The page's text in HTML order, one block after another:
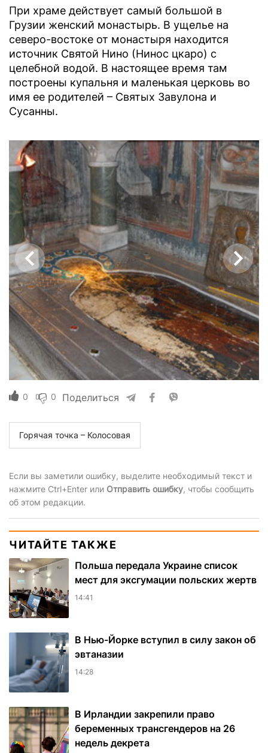
При храме действует самый большой в
Грузии женский монастырь. В ущелье на
северо-востоке от монастыря находится
источник Святой Нино (Нинос цкаро) с
целебной водой. В настоящее время там
построены купальня и маленькая церковь во
имя ее родителей – Святых Завулона и
Сусанны.
0 0 Поделиться
Горячая точка – Колосовая
Если вы заметили ошибку, выделите необходимый текст и
нажмите Ctrl+Enter или Отправить ошибку, чтобы сообщить
об этом редакции.
ЧИТАЙТЕ ТАКЖЕ
Польша передала Украине список
мест для эксгумации польских жертв
14:41
В Нью-Йорке вступил в силу закон об
эвтаназии
14:28
В Ирландии закрепили право
беременных трансгендеров на 26
недель декрета